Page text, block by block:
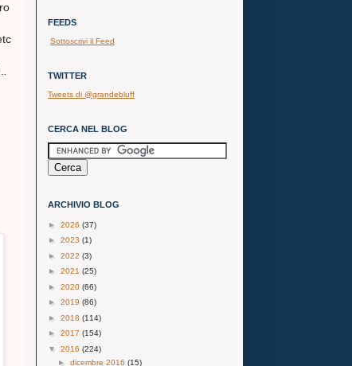
FEEDS
Sottoscrivi il Feed
TWITTER
Tweets di @grandebluff
CERCA NEL BLOG
ARCHIVIO BLOG
► 2026 (37)
► 2023 (1)
► 2022 (3)
► 2021 (25)
► 2020 (66)
► 2019 (86)
► 2018 (114)
► 2017 (154)
▼ 2016 (224)
► dicembre 2016 (15)